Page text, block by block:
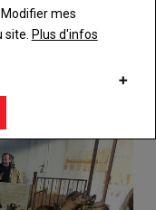
mes
Plus d'infos